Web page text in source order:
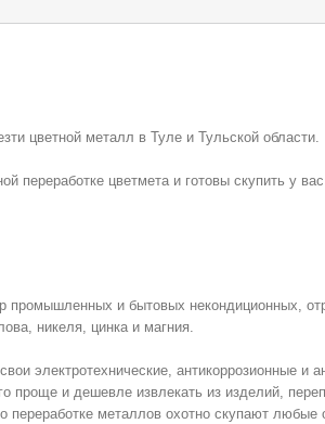
цветной металл в Туле и Тульской области.
переработке цветмета и готовы скупить у
и бытовых некондиционных,
никеля, цинка и магния.
электротехнические, антикоррозионные и
проще и дешевле извлекать из изделий,
переработке металлов охотно скупают